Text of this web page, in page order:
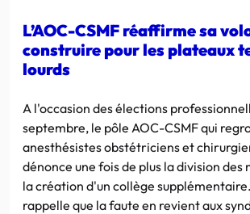
L’AOC-CSMF réaffirme sa
construire pour les plateaux
lourds
A l'occasion des élections
septembre, le pôle AOC-CSMF qui
anesthésistes obstétriciens et
dénonce une fois de plus la division des
la création d'un collège
rappelle que la faute en revient aux